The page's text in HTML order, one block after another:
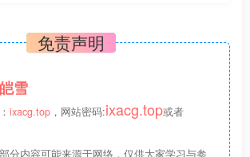
免责声明
皑雪
ixacg.top ，网站密码:ixacg.top或者
分内容可能来源于网络，仅供大家学习与参